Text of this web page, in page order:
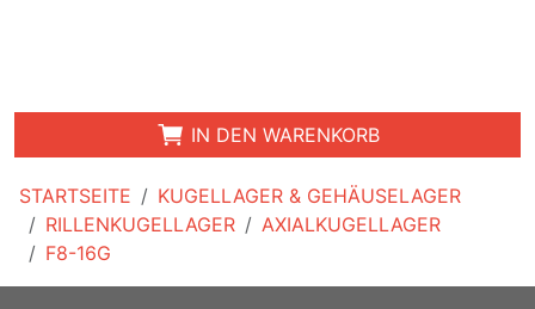
STARTSEITE
KUGELLAGER & GEHÄUSELAGER
RILLENKUGELLAGER
AXIALKUGELLAGER
F8-16G
IN DEN WARENKORB